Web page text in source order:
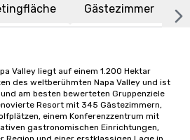
Gästezimmer
Valley liegt auf einem 1.200 Hektar
des weltberühmten Napa Valley und ist
am besten bewerteten Gruppenziele
Resort mit 345 Gästezimmern,
einem Konferenzzentrum mit
gastronomischen Einrichtungen,